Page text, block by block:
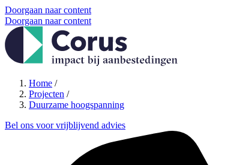
Doorgaan naar content
Doorgaan naar content
Home /
Projecten /
Duurzame hoogspanning
Bel ons voor vrijblijvend advies